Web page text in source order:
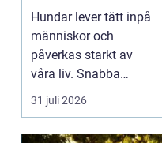
stress och oro
Hundar lever tätt inpå
människor och
påverkas starkt av
våra liv. Snabba
förändringar, höga ljud,
en...
31 juli 2026